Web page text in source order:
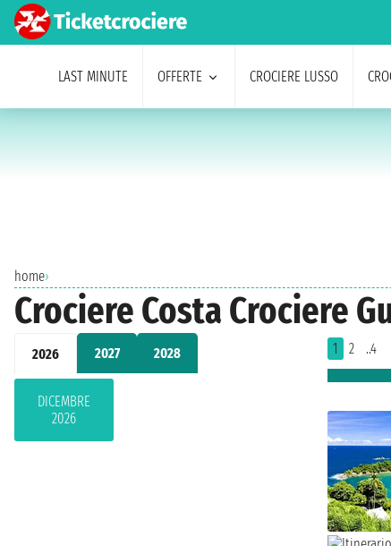
LAST MINUTE OFFERTE CROCIERE LUSSO
home›
Crociere Costa Crociere
2026 2027 2028
DICEMBRE
2026
1 2 ..4